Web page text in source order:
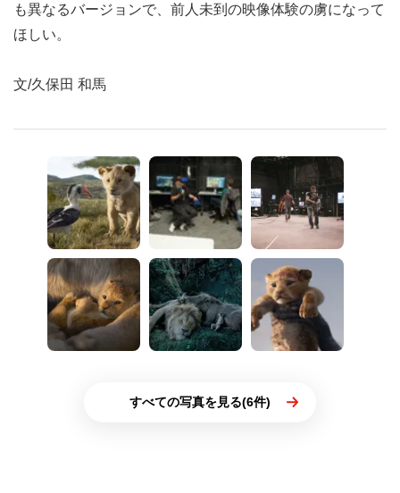
も異なるバージョンで、前人未到の映像体験の虜になって
ほしい。
文/久保田 和馬
すべての写真を見る(6件)